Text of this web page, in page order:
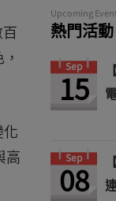
高
Upcoming
熱門活動
Sep
15
Sep
08